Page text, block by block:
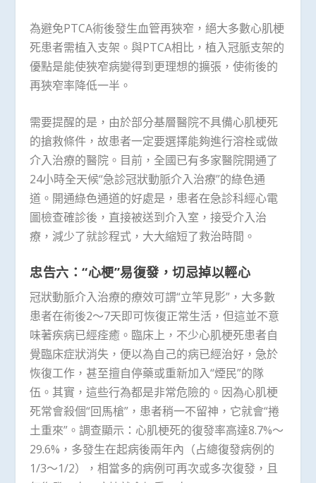
為避免PTCA術後發生血管再狹窄，絕大多數心肌梗
死患者需植入支架。與PTCA相比，植入冠脈支架的
優點是能使狹窄病變得到更理想的擴張，使術後的
再狹窄率降低一半。
需要提醒的是，由於部分基層醫院不具備心肌梗死
的搶救條件，故患者一定要選擇能夠進行溶栓或做
介入治療的醫院。目前，全國已有多家醫院開通了
24小時全天候“急診冠狀動脈介入治療”的綠色通
道。開通綠色通道的好處是，患者在急診科經心電
圖檢查確診後，直接被送到介入室，接受介入治
療，減少了就診程式，大大縮短了救治時間。
忠告六：“心梗”易復發，切忌掉以輕心
冠狀動脈介入治療的療效可謂“立竿見影”，大多數
患者在術後2～7天即可恢復正常生活，但這並不意
味著疾病已經痊癒。臨床上，不少心肌梗死患者自
覺臨床症狀消失，便以為自己的病已經治好，急於
恢復工作，甚至擅自停藥或重新加入“煙民”的隊
伍。其實，這些行為都是非常危險的。因為心肌梗
死常會殺個“回馬槍”，患者稍一不留神，它就會“捲
土重來”。調查顯示：心肌梗死的復發率高達8.7%～
29.6%，多發生在起病後兩年內（占總復發病例的
1/3～1/2），相當多的病例可再次或多次復發，且